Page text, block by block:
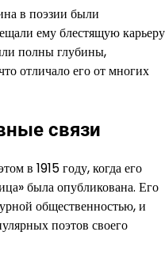
в поэзии были
ему блестящую карьеру
полны глубины,
отличало его от многих
связи
в 1915 году, когда его
была опубликована. Его
общественностью, и
поэтов своего